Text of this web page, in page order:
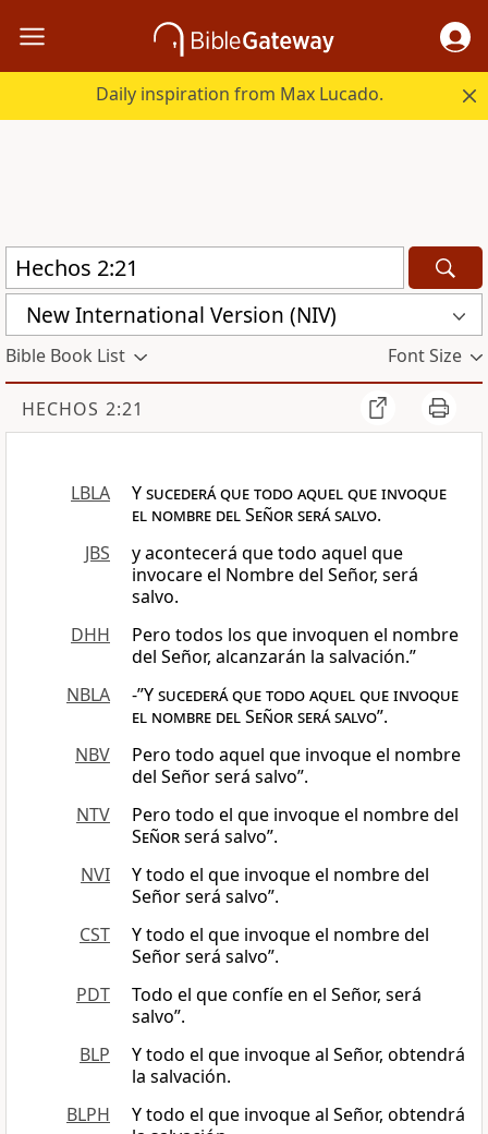
Daily inspiration from Max Lucado.
New International Version (NIV)
Bible Book List Font Size
HECHOS 2:21
LBLA Ysucederáque todo aquel que invoque
el nombre del Señor será salvo.
JBS
y acontecerá que todo aquel que
invocare el Nombre del Señor, será
salvo.
DHH
Pero todos los que invoquen el nombre
del Señor, alcanzarán la salvación.”
NBLA
-”Ysucederáque todo aquel que invoque
el nombre del Señor será salvo”.
NBV
Pero todo aquel que invoque el nombre
del Señor será salvo”.
NTV
Pero todo el que invoque el nombre del
Señorserá salvo”.
NVI
Y todo el que invoque el nombre del
Señor será salvo”.
CST
Y todo el que invoque el nombre del
Señor será salvo”.
PDT
Todo el que confíe en el Señor, será
salvo”.
BLP
Y todo el que invoque al Señor, obtendrá
la salvación.
BLPH
Y todo el que invoque al Señor, obtendrá